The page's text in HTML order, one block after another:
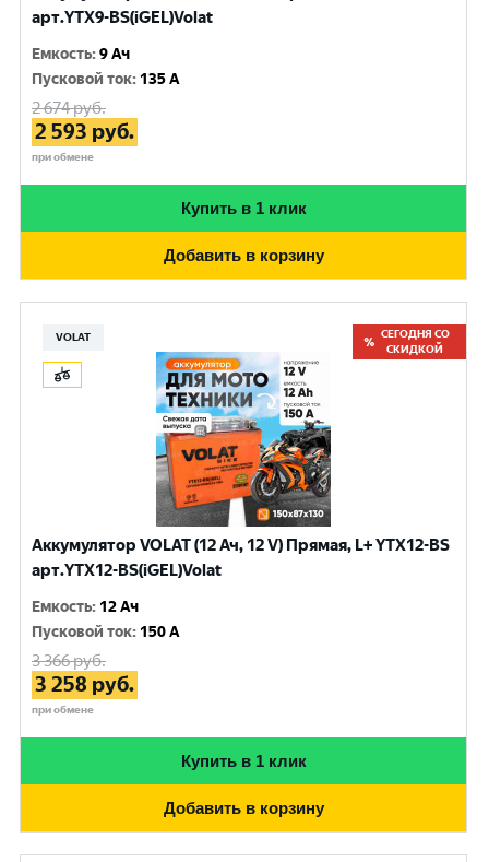
арт.YTX9-BS(iGEL)Volat
Емкость:9 Ач
Пусковой ток: 135 A
2 674руб.
2 593 руб.
при обмене
Купить в 1 клик
Добавить в корзину
VOLAT
СЕГОДНЯ СО
СКИДКОЙ
Аккумулятор VOLAT (12 Ач, 12 V) Прямая, L+ YTX12-BS
арт.YTX12-BS(iGEL)Volat
Емкость: 12 Ач
Пусковой ток: 150 A
3 366руб.
3 258 руб.
при обмене
Купить в 1 клик
Добавить в корзину